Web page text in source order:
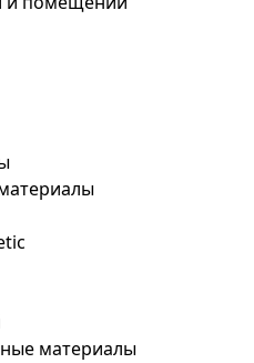
материалы